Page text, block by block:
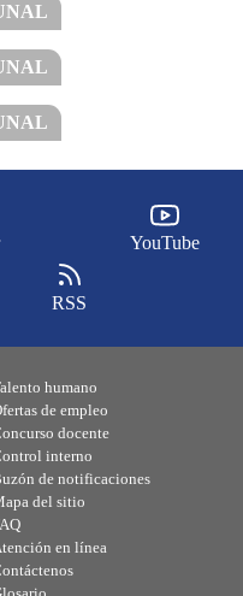
YouTube
RSS
humano
de empleo
docente
interno
de notificaciones
del sitio
en línea